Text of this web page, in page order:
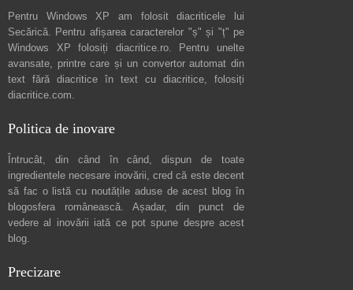
Pentru Windows XP am folosit diacriticele lui
Secărică. Pentru afișarea caracterelor "ș" și "ț" pe
Windows XP folosiți diacritice.ro. Pentru unelte
avansate, printre care și un convertor automat din
text fără diacritice în text cu diacritice, folosiți
diacritice.com.
Politica de inovare
Întrucât, din când în când, dispun de toate
ingredientele necesare inovării, cred că este decent
să fac o listă cu noutățile aduse de acest blog în
blogosfera românească. Așadar, din punct de
vedere al inovării iată ce pot spune despre acest
blog.
Precizare